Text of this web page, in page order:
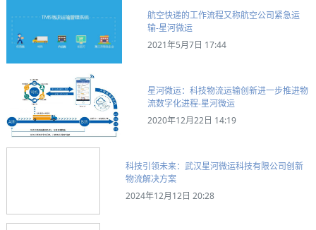
航空快递的工作流程又称航空公司紧急运
输-星河微运
2021年5月7日 17:44
星河微运：科技物流运输创新进一步推进物
流数字化进程-星河微运
2020年12月22日 14:19
科技引领未来：武汉星河微运科技有限公司创新
物流解决方案
2024年12月12日 20:28